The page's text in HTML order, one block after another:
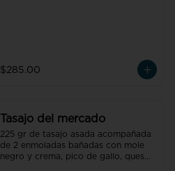
$285.00
Tasajo del mercado
225 gr de tasajo asada acompañada
de 2 enmoladas bañadas con mole
negro y crema, pico de gallo, queso